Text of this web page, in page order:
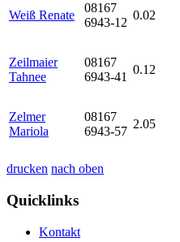
Weiß Renate
08167
6943-12
0.02
Zeilmaier
Tahnee
08167
6943-41
0.12
Zelmer
Mariola
08167
6943-57
2.05
drucken nach oben
Quicklinks
Kontakt